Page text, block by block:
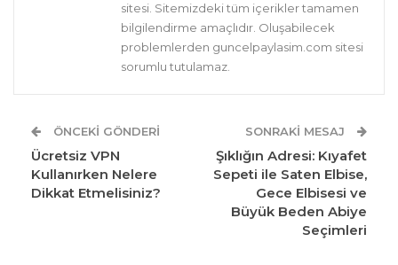
sitesi. Sitemizdeki tüm içerikler tamamen
bilgilendirme amaçlıdır. Oluşabilecek
problemlerden guncelpaylasim.com sitesi
sorumlu tutulamaz.
ÖNCEKI GÖNDERI
Ücretsiz VPN
Kullanırken Nelere
Dikkat Etmelisiniz?
SONRAKI MESAJ
Şıklığın Adresi: Kıyafet
Sepeti ile Saten Elbise,
Gece Elbisesi ve
Büyük Beden Abiye
Seçimleri